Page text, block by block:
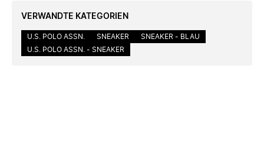
VERWANDTE KATEGORIEN
U.S. POLO ASSN. SNEAKER
SNEAKER - BLAU
U.S. POLO ASSN. - SNEAKER